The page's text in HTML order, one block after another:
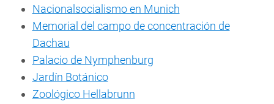
Nacionalsocialismo en Munich
Memorial del campo de concentración de
Dachau
Palacio de Nymphenburg
Jardín Botánico
Zoológico Hellabrunn